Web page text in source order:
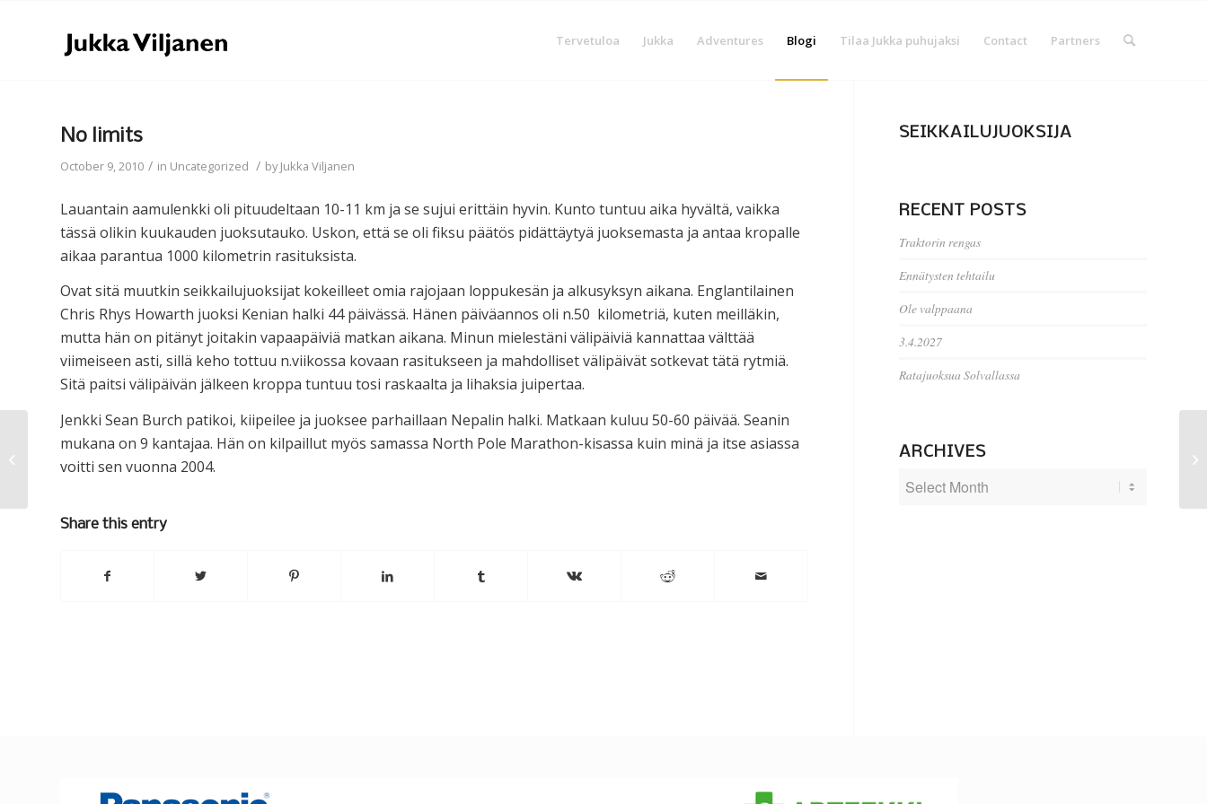
Tervetuloa Jukka Adventures Blogi Tilaa Jukka puhujaksi Contact Partners
No limits
October 9, 2010 / in Uncategorized / byJukka Viljanen
Lauantain aamulenkki oli pituudeltaan 10-11 km ja se sujui erittäin hyvin. Kunto tuntuu aika hyvältä, vaikka
tässä olikin kuukauden juoksutauko. Uskon, että se oli fiksu päätös pidättäytyä juoksemasta ja antaa kropalle
aikaa parantua 1000 kilometrin rasituksista.
Ovat sitä muutkin seikkailujuoksijat kokeilleet omia rajojaan loppukesän ja alkusyksyn aikana. Englantilainen
Chris Rhys Howarth juoksi Kenian halki 44 päivässä. Hänen päiväannos oli n.50 kilometriä, kuten meilläkin,
mutta hän on pitänyt joitakin vapaapäiviä matkan aikana. Minun mielestäni välipäiviä kannattaa välttää
viimeiseen asti, sillä keho tottuu n.viikossa kovaan rasitukseen ja mahdolliset välipäivät sotkevat tätä rytmiä.
Sitä paitsi välipäivän jälkeen kroppa tuntuu tosi raskaalta ja lihaksia juipertaa.
Jenkki Sean Burch patikoi, kiipeilee ja juoksee parhaillaan Nepalin halki. Matkaan kuluu 50-60 päivää. Seanin
mukana on 9 kantajaa. Hän on kilpaillut myös samassa North Pole Marathon-kisassa kuin minä ja itse asiassa
voitti sen vuonna 2004.
Share this entry
SEIKKAILUJUOKSIJA
RECENT POSTS
Traktorin rengas
Ennätysten tehtailu
Ole valppaana
3.4.2027
Ratajuoksua Solvallassa
ARCHIVES
Pakkasia odotellessa